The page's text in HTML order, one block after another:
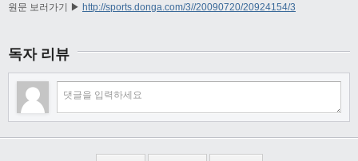
원문 보러가기 ▶ http://sports.donga.com/3//20090720/20924154/3
독자 리뷰